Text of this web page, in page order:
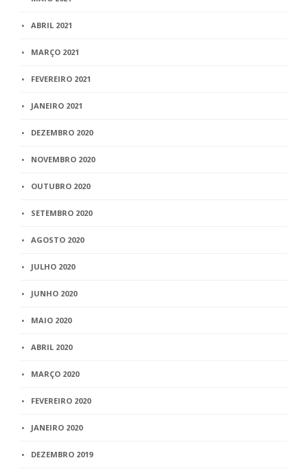
ABRIL 2021
MARÇO 2021
FEVEREIRO 2021
JANEIRO 2021
DEZEMBRO 2020
NOVEMBRO 2020
OUTUBRO 2020
SETEMBRO 2020
AGOSTO 2020
JULHO 2020
JUNHO 2020
MAIO 2020
ABRIL 2020
MARÇO 2020
FEVEREIRO 2020
JANEIRO 2020
DEZEMBRO 2019